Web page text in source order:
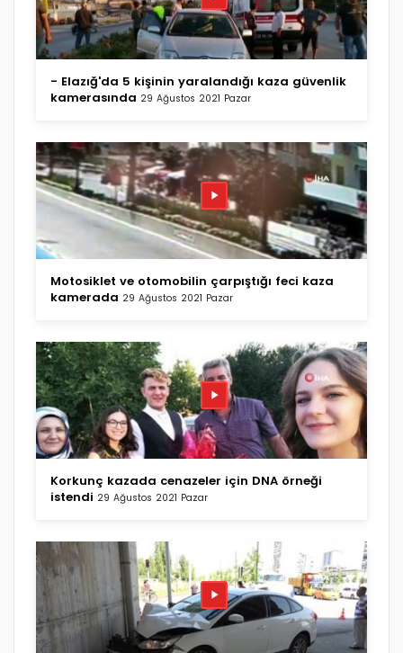
- Elazığ'da 5 kişinin yaralandığı kaza güvenlik
kamerasında 29 Ağustos 2021 Pazar
Motosiklet ve otomobilin çarpıştığı feci kaza
kamerada 29 Ağustos 2021 Pazar
Korkunç kazada cenazeler için DNA örneği
istendi 29 Ağustos 2021 Pazar